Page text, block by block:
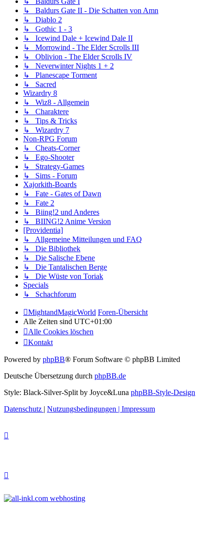
↳ Baldurs Gate II - Die Schatten von Amn
↳ Diablo 2
↳ Gothic 1 - 3
↳ Icewind Dale + Icewind Dale II
↳ Morrowind - The Elder Scrolls III
↳ Oblivion - The Elder Scrolls IV
↳ Neverwinter Nights 1 + 2
↳ Planescape Torment
↳ Sacred
Wizardry 8
↳ Wiz8 - Allgemein
↳ Charaktere
↳ Tips & Tricks
↳ Wizardry 7
Non-RPG Forum
↳ Cheats-Corner
↳ Ego-Shooter
↳ Strategy-Games
↳ Sims - Forum
Xajorkith-Boards
↳ Fate - Gates of Dawn
↳ Fate 2
↳ Biing!2 und Anderes
↳ BIING!2 Anime Version
[Providentia]
↳ Allgemeine Mitteilungen und FAQ
↳ Die Bibliothek
↳ Die Salische Ebene
↳ Die Tantalischen Berge
↳ Die Wüste von Toriak
Specials
↳ Schachforum
MightandMagicWorld Foren-Übersicht
Alle Zeiten sind UTC+01:00
Alle Cookies löschen
Kontakt
Powered by phpBB® Forum Software © phpBB Limited
Deutsche Übersetzung durch phpBB.de
Style: Black-Silver-Split by Joyce&Luna phpBB-Style-Design
Datenschutz | Nutzungsbedingungen | Impressum